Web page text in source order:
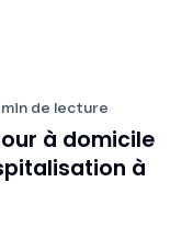
min de lecture
à domicile
à